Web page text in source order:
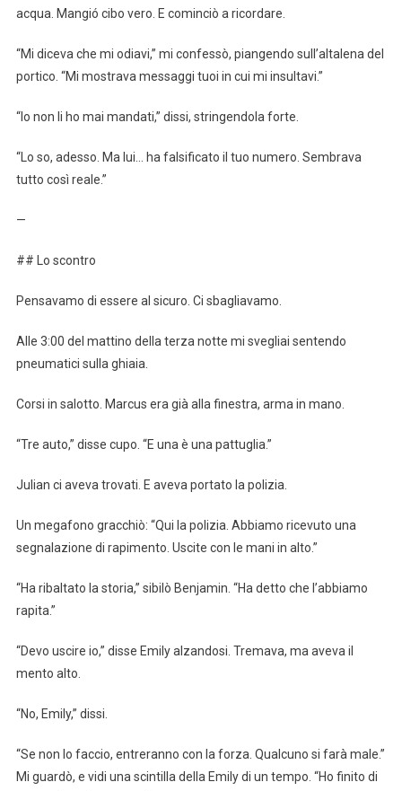
acqua. Mangió cibo vero. E cominciò a ricordare.
“Mi diceva che mi odiavi,” mi confessò, piangendo sull’altalena del
portico. “Mi mostrava messaggi tuoi in cui mi insultavi.”
“Io non li ho mai mandati,” dissi, stringendola forte.
“Lo so, adesso. Ma lui… ha falsificato il tuo numero. Sembrava
tutto così reale.”
—
## Lo scontro
Pensavamo di essere al sicuro. Ci sbagliavamo.
Alle 3:00 del mattino della terza notte mi svegliai sentendo
pneumatici sulla ghiaia.
Corsi in salotto. Marcus era già alla finestra, arma in mano.
“Tre auto,” disse cupo. “E una è una pattuglia.”
Julian ci aveva trovati. E aveva portato la polizia.
Un megafono gracchiò: “Qui la polizia. Abbiamo ricevuto una
segnalazione di rapimento. Uscite con le mani in alto.”
“Ha ribaltato la storia,” sibilò Benjamin. “Ha detto che l’abbiamo
rapita.”
“Devo uscire io,” disse Emily alzandosi. Tremava, ma aveva il
mento alto.
“No, Emily,” dissi.
“Se non lo faccio, entreranno con la forza. Qualcuno si farà male.”
Mi guardò, e vidi una scintilla della Emily di un tempo. “Ho finito di